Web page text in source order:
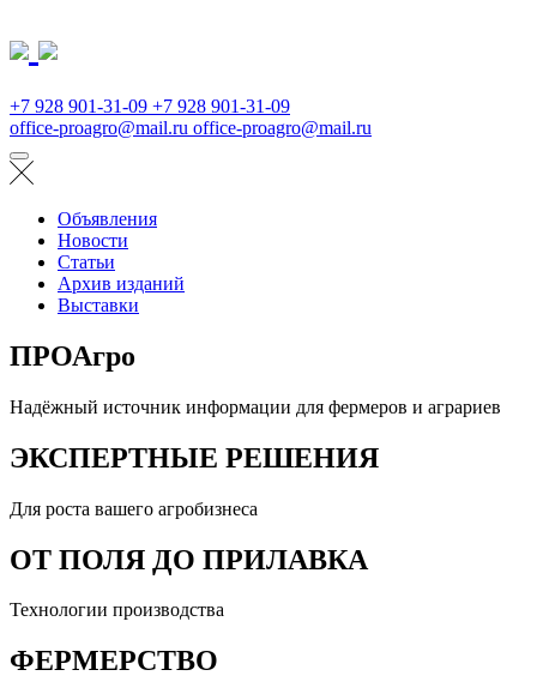
+7 928 901-31-09 +7 928 901-31-09
office-proagro@mail.ru office-proagro@mail.ru
Объявления
Новости
Статьи
Архив изданий
Выставки
ПРОАгро
Надёжный источник информации для фермеров и аграриев
ЭКСПЕРТНЫЕ РЕШЕНИЯ
Для роста вашего агробизнеса
ОТ ПОЛЯ ДО ПРИЛАВКА
Технологии производства
ФЕРМЕРСТВО